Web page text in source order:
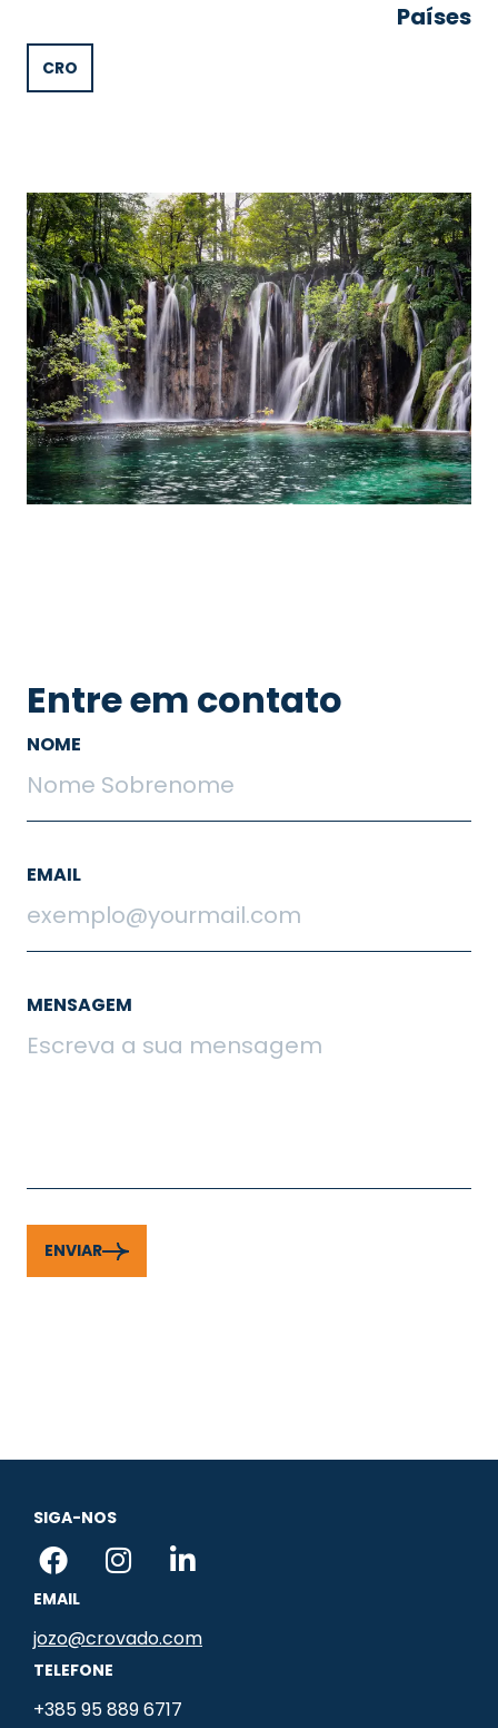
Países
CRO
Entre em contato
NOME
EMAIL
MENSAGEM
ENVIAR
SIGA-NOS
F
a
c
e
b
o
I
n
t
g
L
i
k
EMAIL
jozo@crovado.com
TELEFONE
+385 95 889 6717